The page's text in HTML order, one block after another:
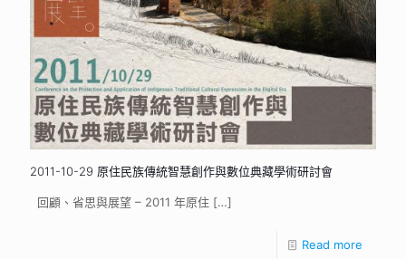
2011-10-29 原住民族傳統智慧創作與數位典藏學術研討會
回顧、省思與展望 – 2011 年原住 […]
Read more